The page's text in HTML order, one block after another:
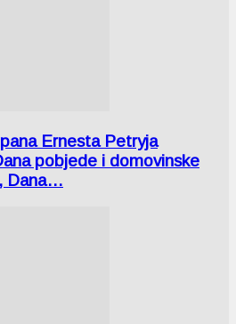
Ernesta Petryja
pobjede i domovinske
Dana…